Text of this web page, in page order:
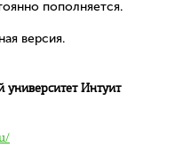
пополняется.
версия.
Интуит